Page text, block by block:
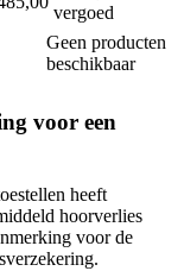
vergoed
Geen producten
beschikbaar
voor een
heeft
hoorverlies
voor de